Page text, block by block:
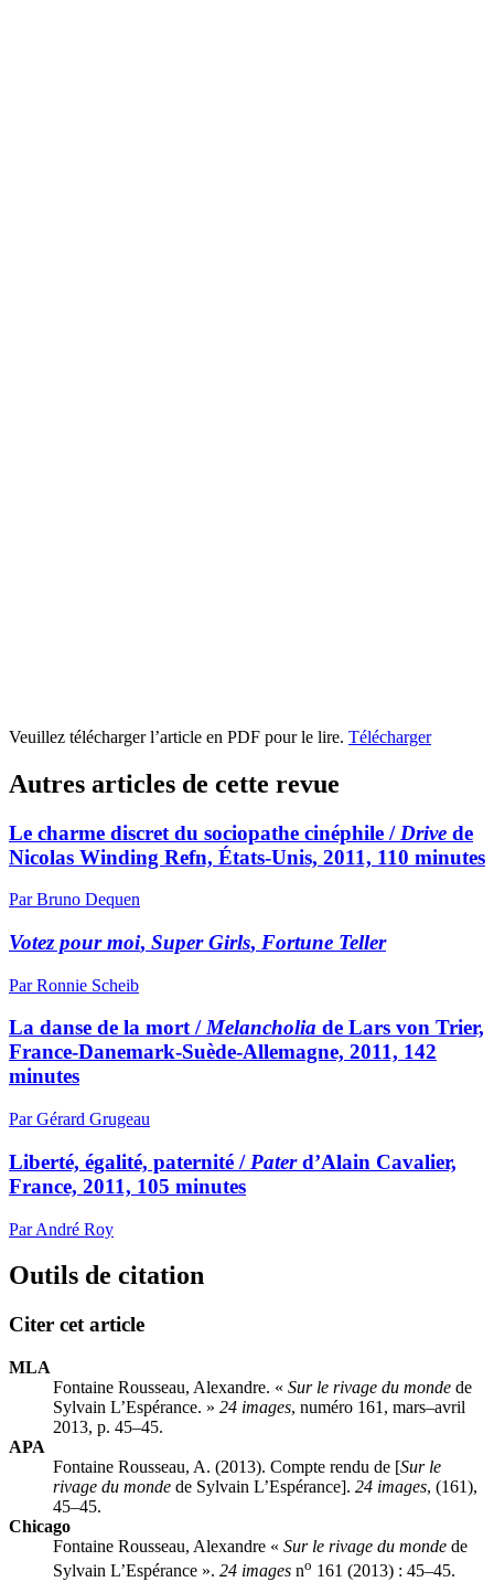
Veuillez télécharger l’article en PDF pour le lire. Télécharger
Autres articles de cette revue
Le charme discret du sociopathe cinéphile / Drive de
Nicolas Winding Refn, États-Unis, 2011, 110 minutes
Par Bruno Dequen
Votez pour moi, Super Girls, Fortune Teller
Par Ronnie Scheib
La danse de la mort /Melancholia de Lars von Trier,
France-Danemark-Suède-Allemagne, 2011, 142
minutes
Par Gérard Grugeau
Liberté, égalité, paternité / Paterd’Alain Cavalier,
France, 2011, 105 minutes
Par André Roy
Outils de citation
Citer cet article
MLA
Fontaine Rousseau, Alexandre. « Sur le rivage du monde de
Sylvain L’Espérance. » 24 images, numéro 161, mars–avril
2013, p. 45–45.
APA
Fontaine Rousseau, A. (2013). Compte rendu de [Sur le
rivage du monde de Sylvain L’Espérance]. 24 images, (161),
45–45.
Chicago
Fontaine Rousseau, Alexandre « Sur le rivage du monde de
Sylvain L’Espérance ». 24 images no 161 (2013) : 45–45.